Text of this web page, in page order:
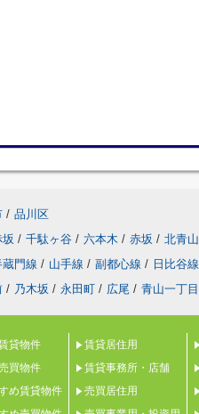
/ 品川区
坂 / 千駄ヶ谷 / 六本木 / 赤坂 / 北青山
蔵門線 / 山手線 / 副都心線 / 日比谷線
/ 乃木坂 / 永田町 / 広尾 / 青山一丁目
貸物件
買物件
め賃貸物件
賃貸居住用
賃貸事務所・店舗
売買居住用